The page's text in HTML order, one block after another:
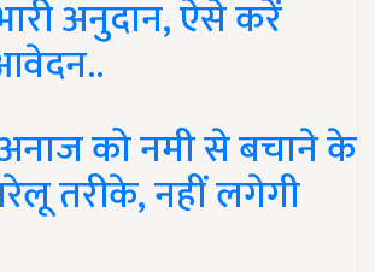
अनुदान, ऐसे करें
को नमी से बचाने के
तरीके, नहीं लगेगी